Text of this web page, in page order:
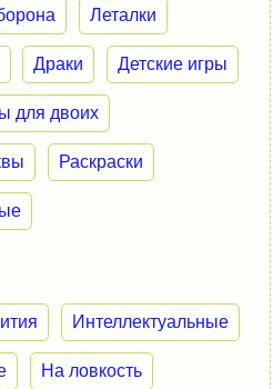
Леталки
Драки Детские игры
для двоих
Раскраски
Интеллектуальные
На ловкость